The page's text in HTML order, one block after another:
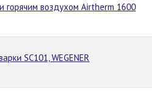
горячим воздухом Airtherm 1600
SC101, WEGENER